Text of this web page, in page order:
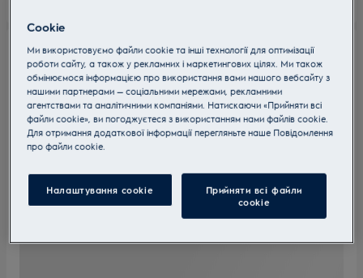
Cookie
Ми використовуємо файли cookie та інші технології для оптимізації
роботи сайту, а також у рекламних і маркетингових цілях. Ми також
обмінюємося інформацією про використання вами нашого вебсайту з
нашими партнерами — соціальними мережами, рекламними
агентствами та аналітичними компаніями. Натискаючи «Прийняти всі
файли cookie», ви погоджуєтеся з використанням нами файлів cookie.
Для отримання додаткової інформації перегляньте наше Пoвідомлення
прo файли cookie.
Налаштування cookie
Прийняти всі файли
сookie